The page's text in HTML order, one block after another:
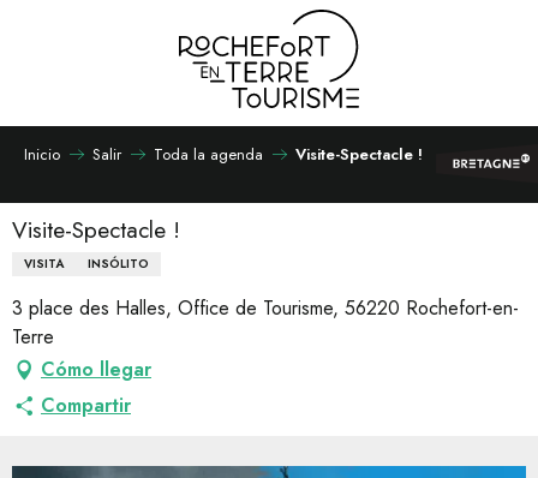
Inicio Salir Toda la agenda Visite-Spectacle !
Visite-Spectacle !
VISITA INSÓLITO
3 place des Halles, Office de Tourisme, 56220 Rochefort-en-
Terre
Cómo llegar
Compartir